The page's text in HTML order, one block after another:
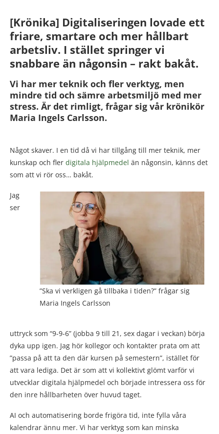
[Krönika] Digitaliseringen lovade ett
friare, smartare och mer hållbart
arbetsliv. I stället springer vi
snabbare än någonsin – rakt bakåt.
Vi har mer teknik och fler verktyg, men
mindre tid och sämre arbetsmiljö med mer
stress. Är det rimligt, frågar sig vår krönikör
Maria Ingels Carlsson.
Något skaver. I en tid då vi har tillgång till mer teknik, mer
kunskap och fler digitala hjälpmedel än någonsin, känns det
som att vi rör oss… bakåt.
”Ska vi verkligen gå tillbaka i tiden?” frågar sig
Maria Ingels Carlsson
Jag
ser
uttryck som “9-9-6” (jobba 9 till 21, sex dagar i veckan) börja
dyka upp igen. Jag hör kollegor och kontakter prata om att
”passa på att ta den där kursen på semestern”, istället för
att vara lediga. Det är som att vi kollektivt glömt varför vi
utvecklar digitala hjälpmedel och började intressera oss för
den inre hållbarheten över huvud taget.
AI och automatisering borde frigöra tid, inte fylla våra
kalendrar ännu mer. Vi har verktyg som kan minska